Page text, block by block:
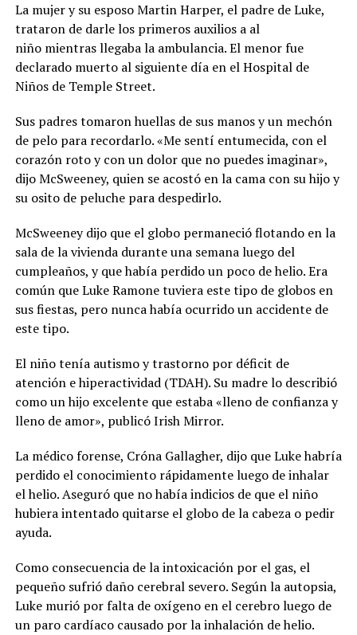
La mujer y su esposo Martin Harper, el padre de Luke,
trataron de darle los primeros auxilios a al
niño mientras llegaba la ambulancia. El menor fue
declarado muerto al siguiente día en el Hospital de
Niños de Temple Street.
Sus padres tomaron huellas de sus manos y un mechón
de pelo para recordarlo. «Me sentí entumecida, con el
corazón roto y con un dolor que no puedes imaginar»,
dijo McSweeney, quien se acostó en la cama con su hijo y
su osito de peluche para despedirlo.
McSweeney dijo que el globo permaneció flotando en la
sala de la vivienda durante una semana luego del
cumpleaños, y que había perdido un poco de helio. Era
común que Luke Ramone tuviera este tipo de globos en
sus fiestas, pero nunca había ocurrido un accidente de
este tipo.
El niño tenía autismo y trastorno por déficit de
atención e hiperactividad (TDAH). Su madre lo describió
como un hijo excelente que estaba «lleno de confianza y
lleno de amor», publicó Irish Mirror.
La médico forense, Cróna Gallagher, dijo que Luke habría
perdido el conocimiento rápidamente luego de inhalar
el helio. Aseguró que no había indicios de que el niño
hubiera intentado quitarse el globo de la cabeza o pedir
ayuda.
Como consecuencia de la intoxicación por el gas, el
pequeño sufrió daño cerebral severo. Según la autopsia,
Luke murió por falta de oxígeno en el cerebro luego de
un paro cardíaco causado por la inhalación de helio.